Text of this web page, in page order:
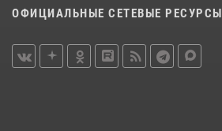
ОФИЦИАЛЬНЫЕ СЕТЕВЫЕ РЕСУРСЫ